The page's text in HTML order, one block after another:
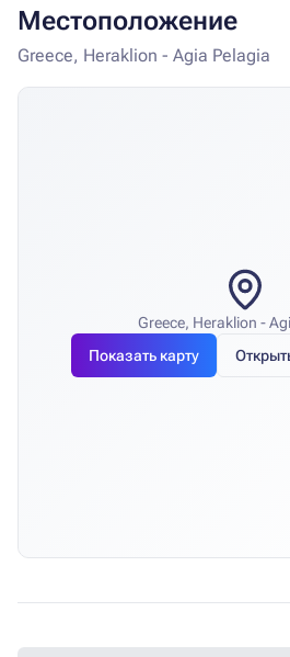
Местоположение
Greece, Heraklion - Agia Pelagia
Greece, Heraklion -
Показать карту